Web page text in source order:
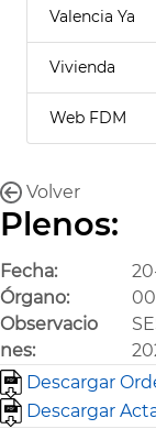
Valencia Ya
Vivienda
Web FDM
Volver
Plenos:
Fecha:
Órgano:
Observacio
nes:
Descargar
Descargar